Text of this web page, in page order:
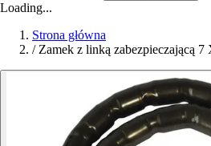
Loading...
Strona główna
/ Zamek z linką zabezpieczającą